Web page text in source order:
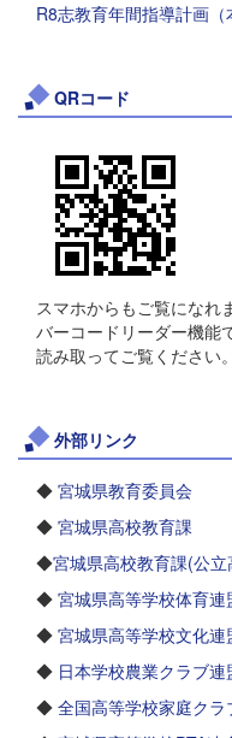
R8志教育年間指導計画
QRコード
スマホからもご覧になれ
バーコードリーダー機能
読み取ってご覧ください。
外部リンク
◆ 宮城県教育委員会
◆ 宮城県高校教育課
◆宮城県高校教育課(公
◆ 宮城県高等学校体育連
◆ 宮城県高等学校文化連
◆ 日本学校農業クラブ連
◆ 全国高等学校家庭クラ